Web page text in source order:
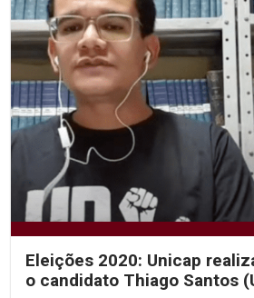
Eleições 2020: Unicap
o candidato Thiago Santos